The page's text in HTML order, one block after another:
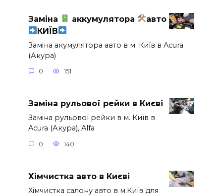
Заміна аккумулятора
авто
КИЇВ
Заміна акумулятора авто в м. Київ в Acura
(Акура)
0 151
Заміна рульової рейки в Києві
Заміна рульової рейки в м. Київ в
Acura (Акура), Alfa
0 140
Хімчистка авто в Києві
Хімчистка салону авто в м.Київ для